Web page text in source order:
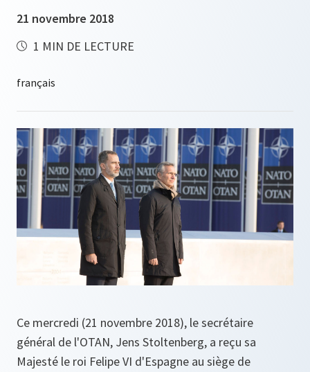
21 novembre 2018
1 MIN DE LECTURE
Ce mercredi (21 novembre 2018), le secrétaire
général de l'OTAN, Jens Stoltenberg, a reçu sa
Majesté le roi Felipe VI d'Espagne au siège de